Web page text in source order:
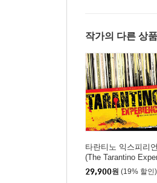
작가의 다른 상품
타란티노 익스피리
(The Tarantino
nce)
29,900원 (19% 할인)